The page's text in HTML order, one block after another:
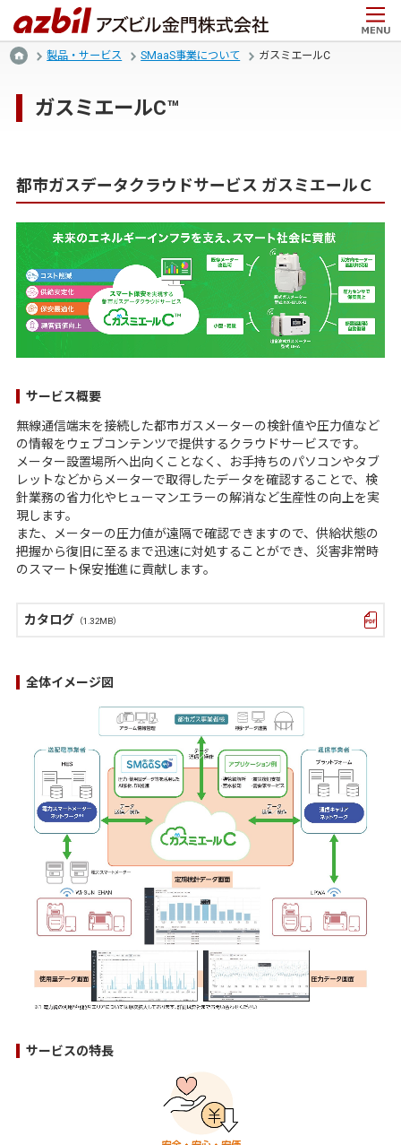
製品・サービス SMaaS事業について ガスミエールC
ガスミエールC™
都市ガスデータクラウドサービス ガスミエールＣ
サービス概要
無線通信端末を接続した都市ガスメーターの検針値や圧力値など
の情報をウェブコンテンツで提供するクラウドサービスです。
メーター設置場所へ出向くことなく、お手持ちのパソコンやタブ
レットなどからメーターで取得したデータを確認することで、検
針業務の省力化やヒューマンエラーの解消など生産性の向上を実
現します。
また、メーターの圧力値が遠隔で確認できますので、供給状態の
把握から復旧に至るまで迅速に対処することができ、災害非常時
のスマート保安推進に貢献します。
カタログ （1.32MB）
全体イメージ図
サービスの特長